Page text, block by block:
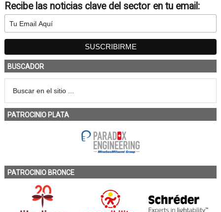
Recibe las noticias clave del sector en tu email:
BUSCADOR
PATROCINIO PLATA
PATROCINIO BRONCE